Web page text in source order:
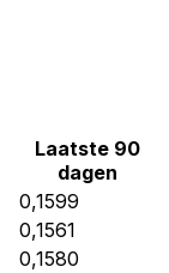
Laatste 90
dagen
0,1599
0,1561
0,1580